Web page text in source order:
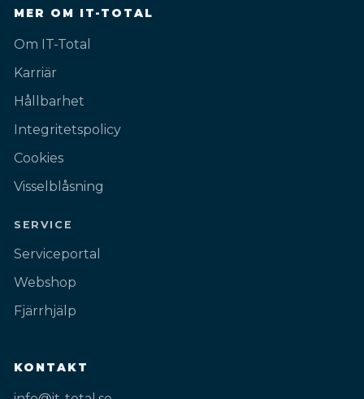
MER OM IT-TOTAL
Om IT-Total
Karriär
Hållbarhet
Integritetspolicy
Cookies
Visselblåsning
SERVICE
Serviceportal
Webshop
Fjärrhjälp
KONTAKT